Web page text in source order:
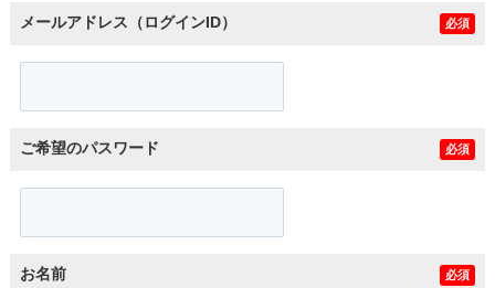
メールアドレス（ログインID） 必須
ご希望のパスワード 必須
お名前 必須